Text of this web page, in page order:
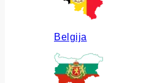
Belgija